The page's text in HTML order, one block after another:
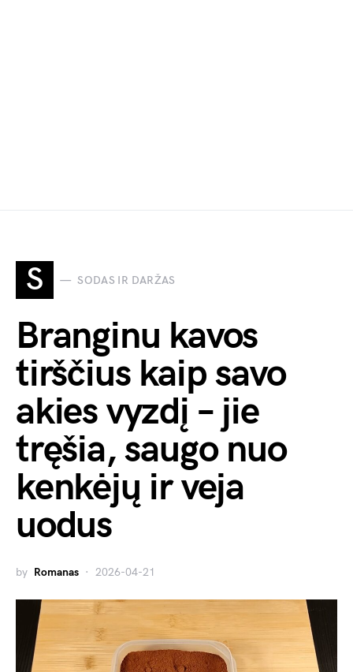
S SODAS IR DARŽAS
Branginu kavos
tirščius kaip savo
akies vyzdį – jie
tręšia, saugo nuo
kenkėjų ir veja
uodus
by Romanas 2026-04-21